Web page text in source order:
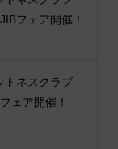
フェア開催！
トネスクラブ
ェア開催！